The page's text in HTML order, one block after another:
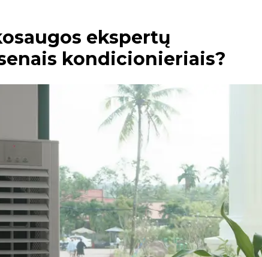
ekspertų
kondicionieriais?